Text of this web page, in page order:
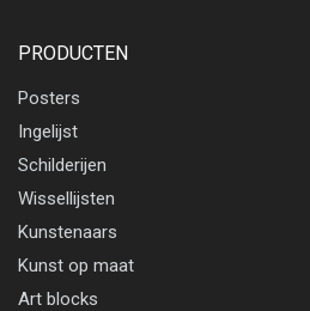
PRODUCTEN
Posters
Ingelijst
Schilderijen
Wissellijsten
Kunstenaars
Kunst op maat
Art blocks